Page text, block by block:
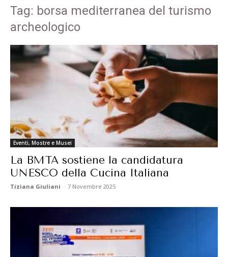
Tag: borsa mediterranea del turismo
archeologico
Eventi, Mostre e Musei
La BMTA sostiene la candidatura
UNESCO della Cucina Italiana
Tiziana Giuliani - 7 Novembre 2025